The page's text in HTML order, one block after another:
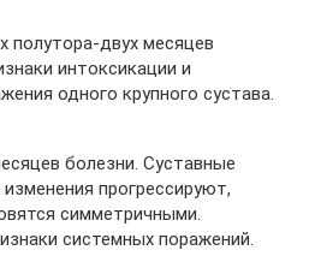
полутора-двух месяцев
интоксикации и
одного крупного сустава.
болезни. Суставные
прогрессируют,
симметричными.
системных поражений.